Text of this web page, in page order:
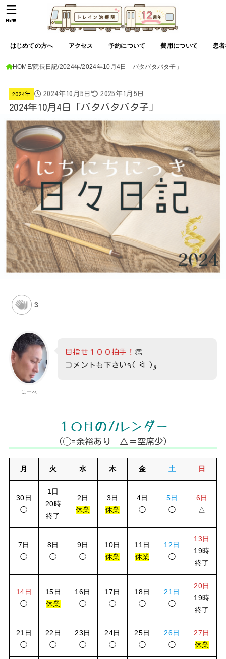
はじめての方へ アクセス 予約について 費用について 患
MENU
HOME 院長日記 2024年 2024年10月4日「バタバタバタ子」
2024年 2024年10月5日 2025年1月5日
2024年10月4日「バタバタバタ子」
3
にーべ
目指せ１００拍手！ 👏
コメントも下さい٩( ᐛ )و
１０月のカレンダー
（◯=余裕あり △＝空席少）
月 火 水 木 金 土 日
30日
◯
1日
20時
終了
2日
休業
3日
休業
4日
◯
5日
◯
6日
△
7日
◯
8日
◯
9日
◯
10日
休業
11日
休業
12日
◯
13日
19時
終了
14日
◯
15日
休業
16日
◯
17日
◯
18日
◯
21日
◯
20日
19時
終了
21日
◯
22日
◯
23日
◯
24日
◯
25日
◯
26日
◯
27日
休業